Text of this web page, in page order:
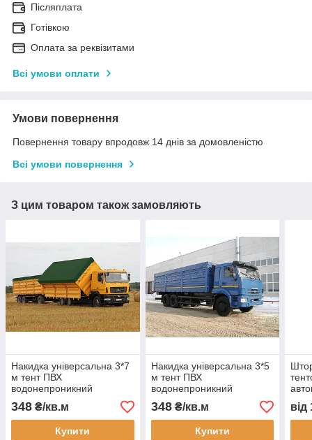
Післяплата
Готівкою
Оплата за реквізитами
Всі умови оплати
Умови повернення
Повернення товару впродовж 14 днів за домовленістю
Всі умови повернення
З цим товаром також замовляють
Накидка універсальна 3*7
м тент ПВХ
водонепроникний
автотент на вантажівку
тент захисний тент на
замовлення доставка
348 ₴/кв.м
Купити
Накидка універсальна 3*5
м тент ПВХ
водонепроникний
автотент на вантажівку
тент на кузов тент
захисний тент на
замовлення доставка
348₴/кв.м
Купити
від